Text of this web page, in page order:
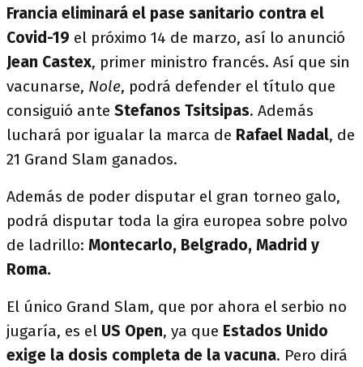
Francia eliminará el pase sanitario contra el
Covid-19 el próximo 14 de marzo, así lo anunció
Jean Castex, primer ministro francés. Así que sin
vacunarse, Nole, podrá defender el título que
consiguió ante Stefanos Tsitsipas. Además
luchará por igualar la marca de Rafael Nadal, de
21 Grand Slam ganados.
Además de poder disputar el gran torneo galo,
podrá disputar toda la gira europea sobre polvo
de ladrillo: Montecarlo, Belgrado, Madrid y
Roma.
El único Grand Slam, que por ahora el serbio no
jugaría, es el US Open, ya que Estados Unido
exige la dosis completa de la vacuna. Pero dirá